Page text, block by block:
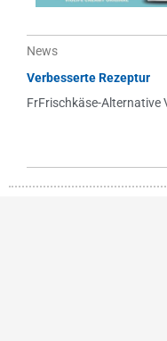
News
Verbesserte Rezeptur
FrFrischkäse-Alternative